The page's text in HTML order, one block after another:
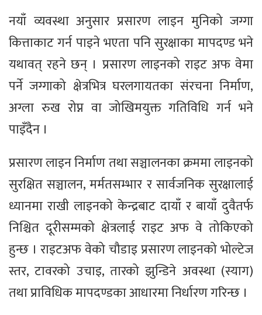
नयाँ व्यवस्था अनुसार प्रसारण लाइन मुनिको जग्गा
कित्ताकाट गर्न पाइने भएता पनि सुरक्षाका मापदण्ड भने
यथावत् रहने छन् । प्रसारण लाइनको राइट अफ वेमा
पर्ने जग्गाको क्षेत्रभित्र घरलगायतका संरचना निर्माण,
अग्ला रुख रोप्न वा जोखिमयुक्त गतिविधि गर्न भने
पाइँदैन ।
प्रसारण लाइन निर्माण तथा सञ्चालनका क्रममा लाइनको
सुरक्षित सञ्चालन, मर्मतसम्भार र सार्वजनिक सुरक्षालाई
ध्यानमा राखी लाइनको केन्द्रबाट दायाँ र बायाँ दुवैतर्फ
निश्चित दूरीसम्मको क्षेत्रलाई राइट अफ वे तोकिएको
हुन्छ । राइटअफ वेको चौडाइ प्रसारण लाइनको भोल्टेज
स्तर, टावरको उचाइ, तारको झुन्डिने अवस्था (स्याग)
तथा प्राविधिक मापदण्डका आधारमा निर्धारण गरिन्छ ।